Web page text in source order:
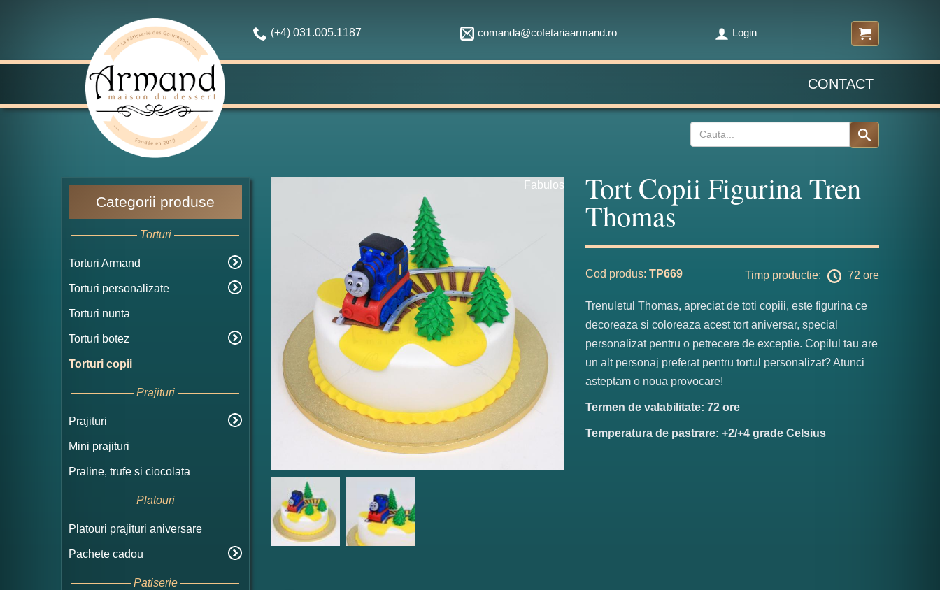
(+4) 031.005.1187 comanda@cofetariaarmand.ro Login
CONTACT
Categorii produse
Torturi
Torturi Armand
Torturi personalizate
Torturi nunta
Torturi botez
Torturi copii
Prajituri
Prajituri
Mini prajituri
Praline, trufe si ciocolata
Platouri
Platouri prajituri aniversare
Pachete cadou
Patiserie
Fabulos Tort Copii Figurina Tren
Thomas
Cod produs: TP669 Timp productie: 72 ore
Trenuletul Thomas, apreciat de toti copiii, este figurina ce
decoreaza si coloreaza acest tort aniversar, special
personalizat pentru o petrecere de exceptie. Copilul tau are
un alt personaj preferat pentru tortul personalizat? Atunci
asteptam o noua provocare!
Termen de valabilitate: 72 ore
Temperatura de pastrare: +2/+4 grade Celsius